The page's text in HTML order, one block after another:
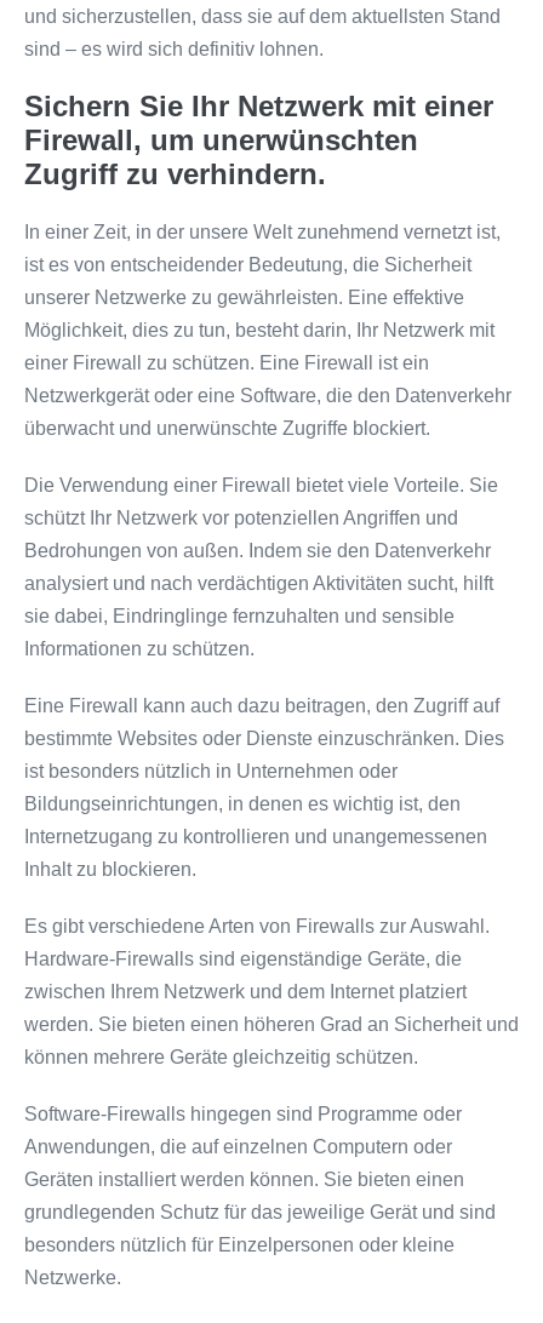
und sicherzustellen, dass sie auf dem aktuellsten Stand
sind – es wird sich definitiv lohnen.
Sichern Sie Ihr Netzwerk mit einer
Firewall, um unerwünschten
Zugriff zu verhindern.
In einer Zeit, in der unsere Welt zunehmend vernetzt ist,
ist es von entscheidender Bedeutung, die Sicherheit
unserer Netzwerke zu gewährleisten. Eine effektive
Möglichkeit, dies zu tun, besteht darin, Ihr Netzwerk mit
einer Firewall zu schützen. Eine Firewall ist ein
Netzwerkgerät oder eine Software, die den Datenverkehr
überwacht und unerwünschte Zugriffe blockiert.
Die Verwendung einer Firewall bietet viele Vorteile. Sie
schützt Ihr Netzwerk vor potenziellen Angriffen und
Bedrohungen von außen. Indem sie den Datenverkehr
analysiert und nach verdächtigen Aktivitäten sucht, hilft
sie dabei, Eindringlinge fernzuhalten und sensible
Informationen zu schützen.
Eine Firewall kann auch dazu beitragen, den Zugriff auf
bestimmte Websites oder Dienste einzuschränken. Dies
ist besonders nützlich in Unternehmen oder
Bildungseinrichtungen, in denen es wichtig ist, den
Internetzugang zu kontrollieren und unangemessenen
Inhalt zu blockieren.
Es gibt verschiedene Arten von Firewalls zur Auswahl.
Hardware-Firewalls sind eigenständige Geräte, die
zwischen Ihrem Netzwerk und dem Internet platziert
werden. Sie bieten einen höheren Grad an Sicherheit und
können mehrere Geräte gleichzeitig schützen.
Software-Firewalls hingegen sind Programme oder
Anwendungen, die auf einzelnen Computern oder
Geräten installiert werden können. Sie bieten einen
grundlegenden Schutz für das jeweilige Gerät und sind
besonders nützlich für Einzelpersonen oder kleine
Netzwerke.